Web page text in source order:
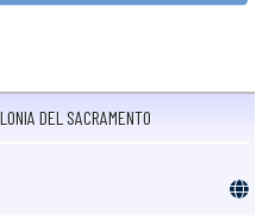
DEL SACRAMENTO